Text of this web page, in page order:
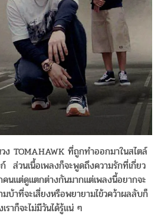
วง TOMAHAWK ที่ถูกทำออกมาในสไตล์
ส่วนเนื้อเพลงก็จะพูดถึงความรักที่เกี่ยว
คนแต่ดูแตกต่างกันมากแต่เพลงนี้อยากจะ
มบ้าที่จะเสี่ยงหรือพยายามไข้วคว้าผลลับก็
เราก็จะไม่มีวันได้รู้แน่ ๆ